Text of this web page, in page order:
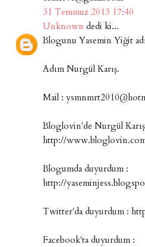
31 Temmuz 2013 17:40
Unknown dedi ki...
Blogunu Yasemin Yiğit
Adım Nurgül Karış.
Mail :
Bloglovin'de Nurgül
http://
Blogumda duyurdum :
http://
Twitter'da duyurdum :
Facebook'ta duyurdum :